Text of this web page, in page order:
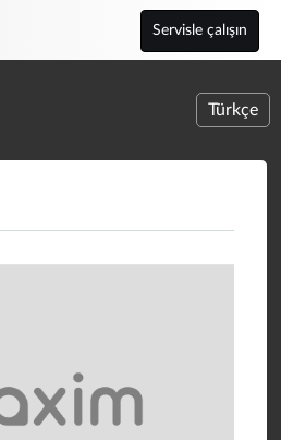
Servisle çalışın
Türkçe